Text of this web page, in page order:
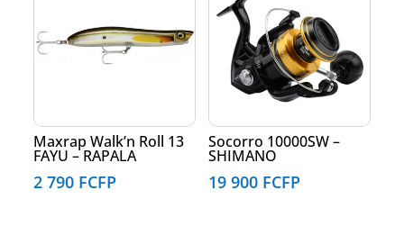
Maxrap Walk’n Roll 13
FAYU – RAPALA
2 790 FCFP
Socorro 10000SW –
SHIMANO
19 900 FCFP